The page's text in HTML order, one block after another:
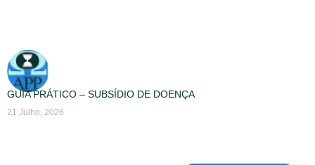
GUIA PRÁTICO – SUBSÍDIO DE DOENÇA
21 Julho, 2026